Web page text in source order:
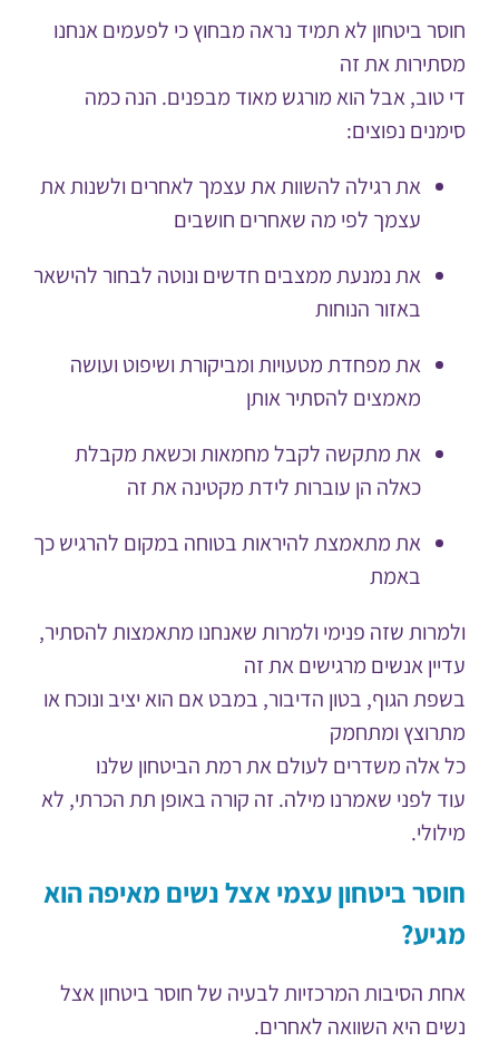
חוסר ביטחון לא תמיד נראה מבחוץ כי לפעמים אנחנו
מסתירות את זה
די טוב, אבל הוא מורגש מאוד מבפנים. הנה כמה
סימנים נפוצים:
את רגילה להשוות את עצמך לאחרים ולשנות את
עצמך לפי מה שאחרים חושבים
את נמנעת ממצבים חדשים ונוטה לבחור להישאר
באזור הנוחות
את מפחדת מטעויות ומביקורת ושיפוט ועושה
מאמצים להסתיר אותן
את מתקשה לקבל מחמאות וכשאת מקבלת
כאלה הן עוברות לידת מקטינה את זה
את מתאמצת להיראות בטוחה במקום להרגיש כך
באמת
ולמרות שזה פנימי ולמרות שאנחנו מתאמצות להסתיר,
עדיין אנשים מרגישים את זה
בשפת הגוף, בטון הדיבור, במבט אם הוא יציב ונוכח או
מתרוצץ ומתחמק
כל אלה משדרים לעולם את רמת הביטחון שלנו
עוד לפני שאמרנו מילה. זה קורה באופן תת הכרתי, לא
מילולי.
חוסר ביטחון עצמי אצל נשים מאיפה הוא
מגיע?
אחת הסיבות המרכזיות לבעיה של חוסר ביטחון אצל
נשים היא השוואה לאחרים.